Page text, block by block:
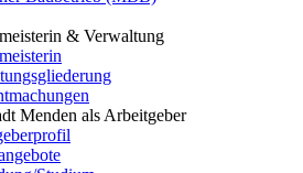
& Verwaltung
Menden als Arbeitgeber